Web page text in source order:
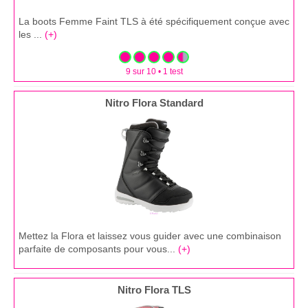
La boots Femme Faint TLS à été spécifiquement conçue avec
les ... (+)
9 sur 10 • 1 test
Nitro Flora Standard
Mettez la Flora et laissez vous guider avec une combinaison
parfaite de composants pour vous... (+)
Nitro Flora TLS